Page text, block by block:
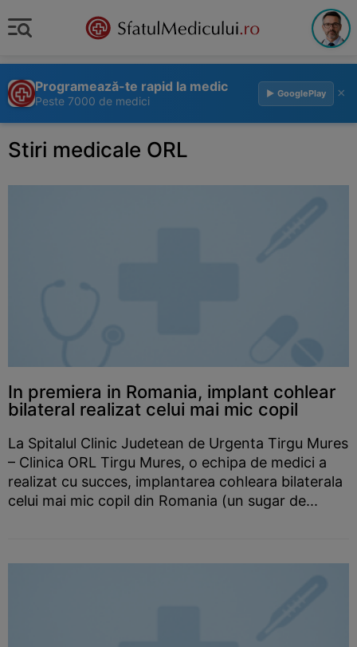
Programează-te rapid la medic
Peste 7000 de medici
▶ GooglePlay ×
Stiri medicale ORL
In premiera in Romania, implant cohlear
bilateral realizat celui mai mic copil
La Spitalul Clinic Judetean de Urgenta Tirgu Mures
– Clinica ORL Tirgu Mures, o echipa de medici a
realizat cu succes, implantarea cohleara bilaterala
celui mai mic copil din Romania (un sugar de...